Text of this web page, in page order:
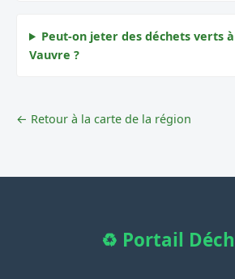
Peut-on jeter des déchets verts
Vauvre ?
← Retour à la carte de la région
♻️ Portail